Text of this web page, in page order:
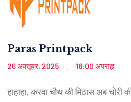
Paras Printpack
26 अक्तूबर, 2025 18:00 अपराह्न
हाहाहा, करवा चौथ की मिठास अब चोरी